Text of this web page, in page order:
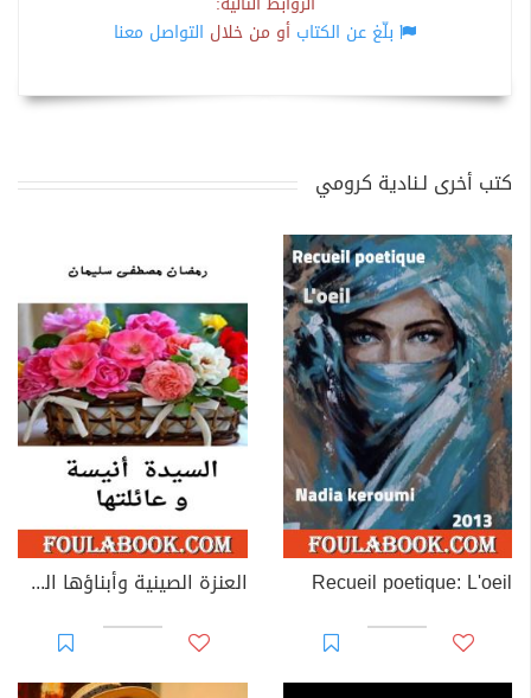
بلّغ عن الكتاب أو من خلال التواصل معنا
كتب أخرى لـنادية كرومي
Recueil poetique: L'oeil العنزة الصينية وأبناؤها الست